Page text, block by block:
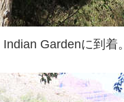
Gardenに到着。